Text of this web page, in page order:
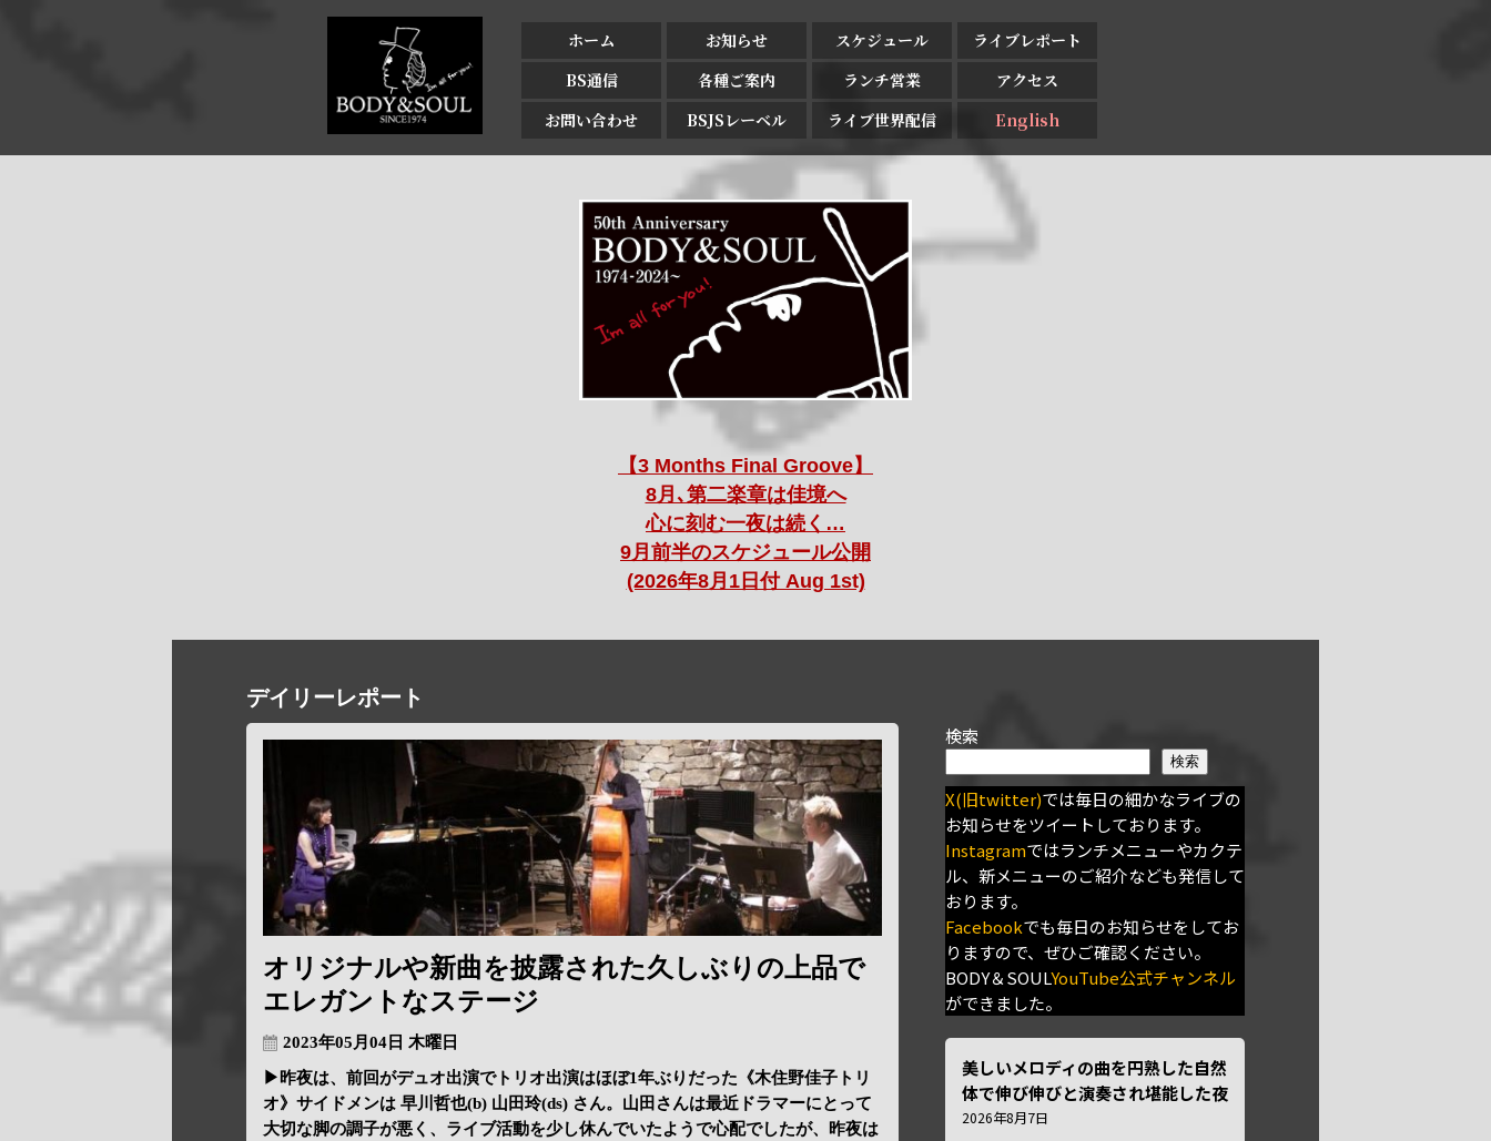
ホーム お知らせ スケジュール
ライブレポート
BS通信
各種ご案内 ランチ営業
アクセス
お問い合わせ
BSJSレーベル ライブ世界配信 English
【3 Months Final Groove】
8月､第二楽章は佳境へ
心に刻む一夜は続く…
9月前半のスケジュール公開
(2026年8月1日付 Aug 1st)
デイリーレポート
オリジナルや新曲を披露された久しぶりの上品で
エレガントなステージ
2023年05月04日 木曜日
▶昨夜は、前回がデュオ出演でトリオ出演はほぼ1年ぶりだった《木住野佳子トリ
オ》サイドメンは 早川哲也(b) 山田玲(ds) さん。山田さんは最近ドラマーにとって
大切な脚の調子が悪く、ライブ活動を少し休んでいたようで心配でしたが、昨夜は
検索
検索
X(旧twitter)では毎日の細かなライブの
お知らせをツイートしております。
Instagramではランチメニューやカクテ
ル、新メニューのご紹介なども発信して
おります。
Facebookでも毎日のお知らせをしてお
りますので、ぜひご確認ください。
BODY＆SOULYouTube公式チャンネル
ができました。
美しいメロディの曲を円熟した自然
体で伸び伸びと演奏され堪能した夜
2026年8月7日